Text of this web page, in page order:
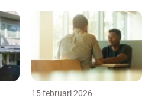
15 februari 2026